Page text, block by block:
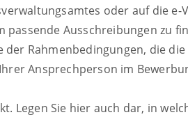
oder auf die
passende Ausschreibungen zu
der Rahmenbedingungen, die
Ansprechperson im
Legen Sie hier auch dar, in